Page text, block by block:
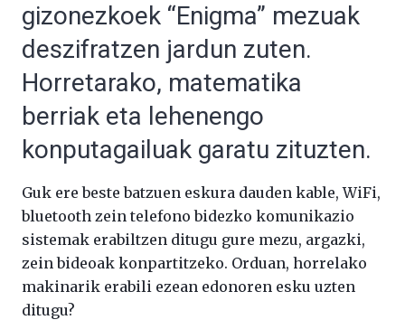
gizonezkoek “Enigma” mezuak
deszifratzen jardun zuten.
Horretarako, matematika
berriak eta lehenengo
konputagailuak garatu zituzten.
Guk ere beste batzuen eskura dauden kable, WiFi,
bluetooth zein telefono bidezko komunikazio
sistemak erabiltzen ditugu gure mezu, argazki,
zein bideoak konpartitzeko. Orduan, horrelako
makinarik erabili ezean edonoren esku uzten
ditugu?